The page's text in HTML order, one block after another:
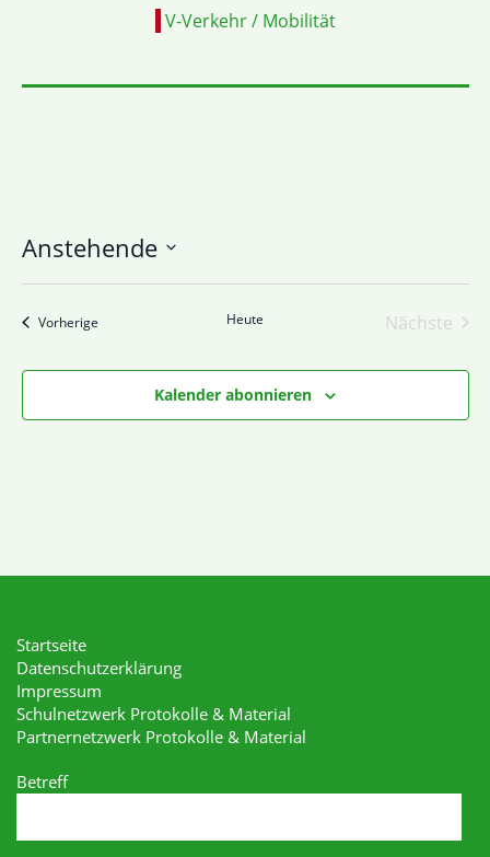
V-Verkehr / Mobilität
Anstehende
Datum
VorherigeVeranstaltungen Heute
Nächste
Kalender abonnieren
Startseite
Datenschutzerklärung
Impressum
Schulnetzwerk Protokolle & Material
Partnernetzwerk Protokolle & Material
Betreff